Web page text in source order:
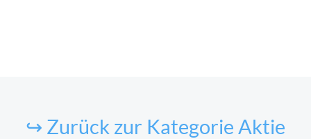
↪ Zurück zur Kategorie Aktie